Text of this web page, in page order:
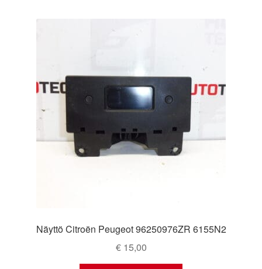
Näyttö Citroën Peugeot 96250976ZR 6155N2
€15,00